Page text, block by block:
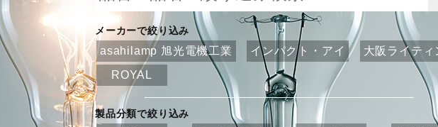
メーカーで絞り込み
asahilamp 旭光電機工業 インパクト・アイ
大阪ライティ
ROYAL
製品分類で絞り込み